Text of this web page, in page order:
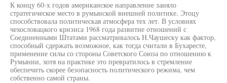
К концу 60-х годов американское направление заняло
стратегическое место в румынской внешней политике. Этоцу
способствовала политическая атмосфера тех лет. В условиях
чехословацкого кризиса 1968 года развитие отношений с
Соединенными Штатами рассматривалось Н.Чаушеску как фактор,
способный сдержать возможное, как тогда считали в Бухаресте,
применение силы со стороны Советского Союза по отношению к
Румынии, хотя на практике это превратилось в стремление
обеспечить скорее безопасность политического режима, чем
собственно самой страны.